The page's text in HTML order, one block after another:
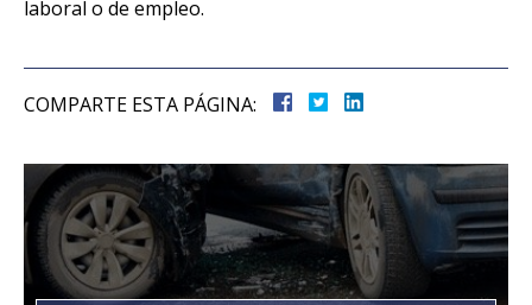
laboral o de empleo.
COMPARTE ESTA PÁGINA: